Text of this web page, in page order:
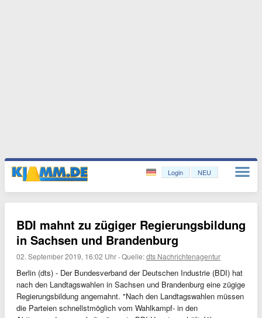
Login NEU
BDI mahnt zu zügiger Regierungsbildung
in Sachsen und Brandenburg
02. September 2019, 16:02 Uhr ·Quelle:dts Nachrichtenagentur
Berlin (dts) - Der Bundesverband der Deutschen Industrie (BDI) hat
nach den Landtagswahlen in Sachsen und Brandenburg eine zügige
Regierungsbildung angemahnt. "Nach den Landtagswahlen müssen
die Parteien schnellstmöglich vom Wahlkampf- in den